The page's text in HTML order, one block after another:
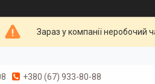
Зараз у компанії неробочий
+380 (67) 933-80-88